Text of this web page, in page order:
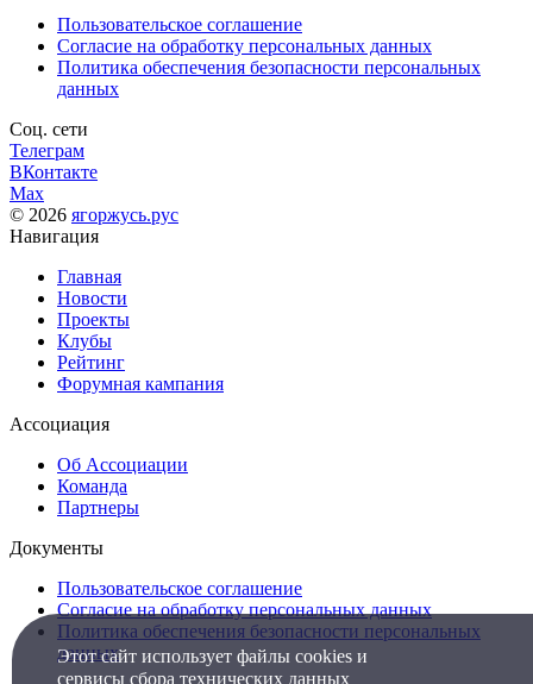
Пользовательское соглашение
Согласие на обработку персональных данных
Политика обеспечения безопасности персональных
данных
Соц. сети
Телеграм
ВКонтакте
Max
© 2026 ягоржусь.рус
Навигация
Главная
Новости
Проекты
Клубы
Рейтинг
Форумная кампания
Ассоциация
Об Ассоциации
Команда
Партнеры
Документы
Пользовательское соглашение
Согласие на обработку персональных данных
Политика обеспечения безопасности персональных
данных
Этот сайт использует файлы cookies и
сервисы сбора технических данных